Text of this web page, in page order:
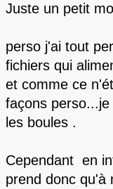
Juste un petit
perso j'ai tout
fichiers qui
et comme ce
façons
les boules .
Cependant en
prend donc qu'à